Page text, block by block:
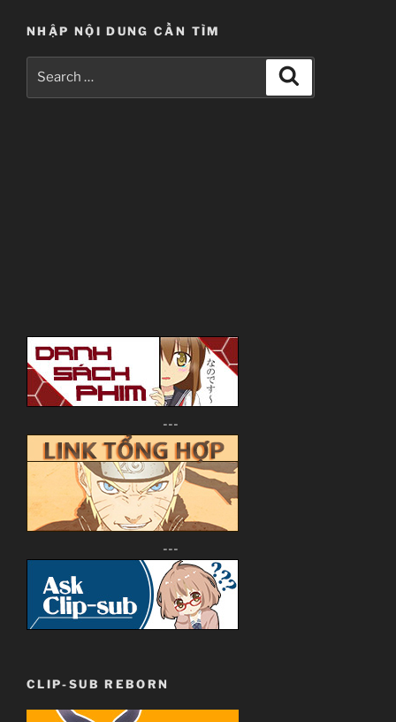
NHẬP NỘI DUNG CẦN TÌM
---
---
CLIP-SUB REBORN